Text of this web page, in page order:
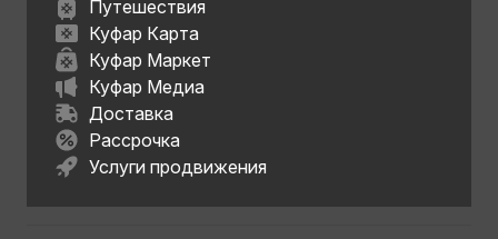
Путешествия
Куфар Карта
Куфар Маркет
Куфар Медиа
Доставка
Рассрочка
Услуги продвижения